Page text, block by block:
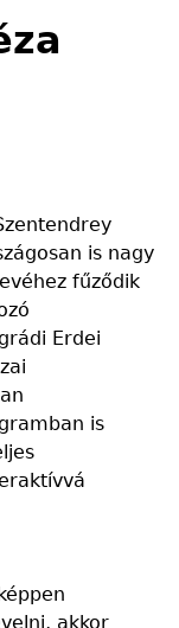
is nagy
fűződik
Erdei
is
akkor